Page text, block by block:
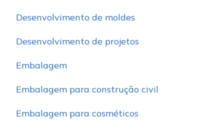
Desenvolvimento de moldes
Desenvolvimento de projetos
Embalagem
Embalagem para construção civil
Embalagem para cosméticos